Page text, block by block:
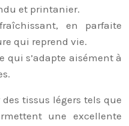
et printanier.
en parfaite
qui reprend vie.
qui s’adapte aisément à
tissus légers tels que
une excellente